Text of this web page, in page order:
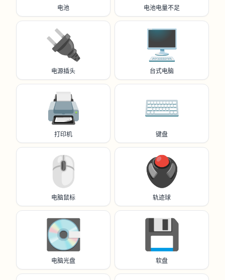
电池 电池电量不足
🔌
电源插头
🖥️
台式电脑
🖨️
打印机
⌨️
键盘
🖱️
电脑鼠标
🖲️
轨迹球
💽
电脑光盘
💾
软盘